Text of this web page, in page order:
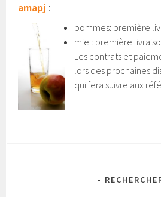
amapj :
pommes: première
miel: première
Les contrats et
lors des prochaines
qui fera suivre aux
-